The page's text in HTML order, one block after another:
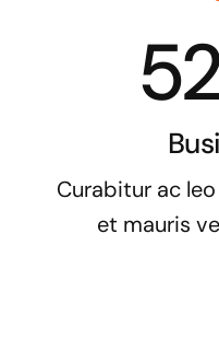
Curabitur ac
et mauris